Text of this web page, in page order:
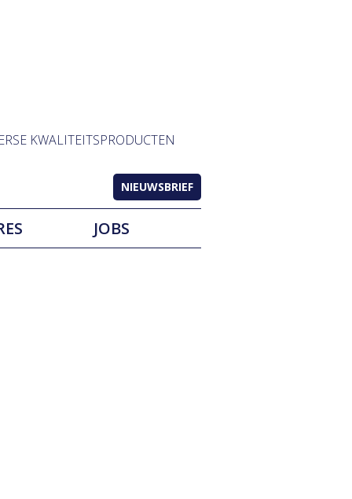
KWALITEITSPRODUCTEN
NIEUWSBRIEF
JOBS